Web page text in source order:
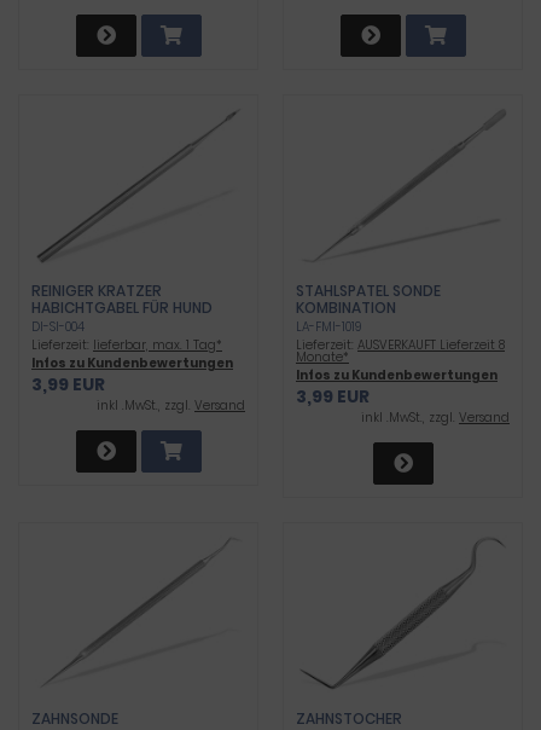
REINIGER KRATZER
HABICHTGABEL FÜR HUND
KATZE
DI-SI-004
Lieferzeit: lieferbar, max. 1 Tag*
Infos zu Kundenbewertungen
3,99 EUR
inkl .MwSt., zzgl. Versand
STAHLSPATEL SONDE
KOMBINATION
LA-FMI-1019
Lieferzeit: AUSVERKAUFT Lieferzeit 8
Monate*
Infos zu Kundenbewertungen
3,99 EUR
inkl .MwSt., zzgl. Versand
ZAHNSONDE ZAHNSTOCHER